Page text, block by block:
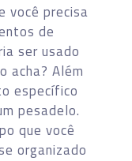
você precisa
de
ser usado
acha? Além
específico
pesadelo.
que você
organizado